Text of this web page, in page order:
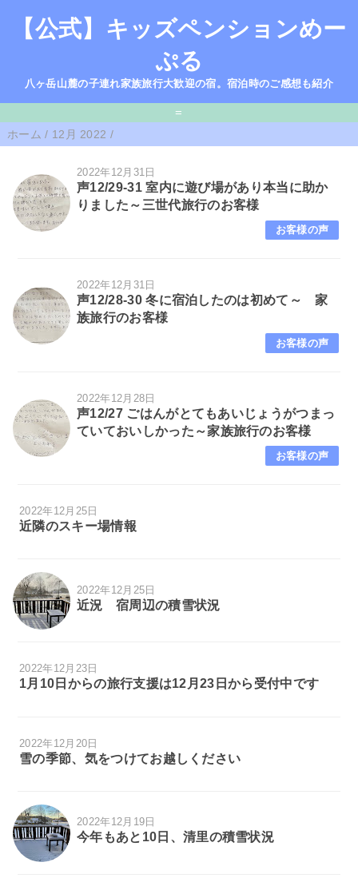
【公式】キッズペンションめー
ぷる
八ヶ岳山麓の子連れ家族旅行大歓迎の宿。宿泊時のご感想も紹介
=
ホーム / 12月 2022 /
2022年12月31日
声12/29-31 室内に遊び場があり本当に助か
りました～三世代旅行のお客様
お客様の声
2022年12月31日
声12/28-30 冬に宿泊したのは初めて～ 家
族旅行のお客様
お客様の声
2022年12月28日
声12/27 ごはんがとてもあいじょうがつまっ
ていておいしかった～家族旅行のお客様
お客様の声
2022年12月25日
近隣のスキー場情報
2022年12月25日
近況 宿周辺の積雪状況
2022年12月23日
1月10日からの旅行支援は12月23日から受付中です
2022年12月20日
雪の季節、気をつけてお越しください
2022年12月19日
今年もあと10日、清里の積雪状況